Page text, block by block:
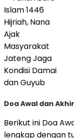
Doa Awal dan
Berikut ini Doa
lengkap dengan